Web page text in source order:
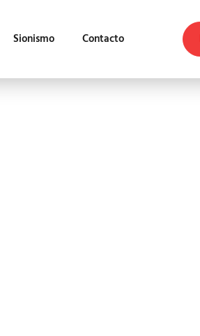
Sionismo Contacto